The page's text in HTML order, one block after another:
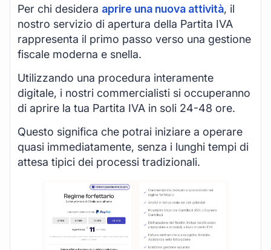
Per chi desidera aprire una nuova attività, il
nostro servizio di apertura della Partita IVA
rappresenta il primo passo verso una gestione
fiscale moderna e snella.
Utilizzando una procedura interamente
digitale, i nostri commercialisti si occuperanno
di aprire la tua Partita IVA in soli 24-48 ore.
Questo significa che potrai iniziare a operare
quasi immediatamente, senza i lunghi tempi di
attesa tipici dei processi tradizionali.